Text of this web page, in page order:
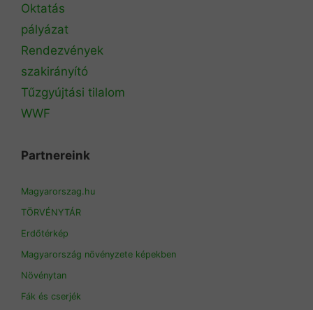
Oktatás
pályázat
Rendezvények
szakirányító
Tűzgyújtási tilalom
WWF
Partnereink
Magyarorszag.hu
TÖRVÉNYTÁR
Erdőtérkép
Magyarország növényzete képekben
Növénytan
Fák és cserjék